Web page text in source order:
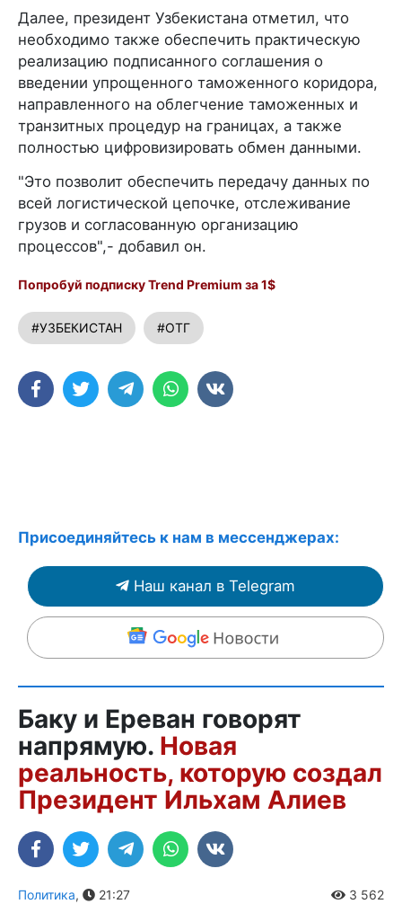
Далее, президент Узбекистана отметил, что
необходимо также обеспечить практическую
реализацию подписанного соглашения о
введении упрощенного таможенного коридора,
направленного на облегчение таможенных и
транзитных процедур на границах, а также
полностью цифровизировать обмен данными.
"Это позволит обеспечить передачу данных по
всей логистической цепочке, отслеживание
грузов и согласованную организацию
процессов",- добавил он.
Попробуй подписку Trend Premium за 1$
#УЗБЕКИСТАН #ОТГ
Присоединяйтесь к нам в мессенджерах:
Наш канал в Telegram
Баку и Ереван говорят
напрямую. Новая
реальность, которую создал
Президент Ильхам Алиев
Политика, 21:27 3 562